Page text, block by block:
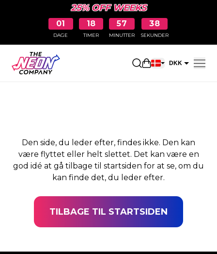
25% OFF WEEKS
01
DAGE
18
TIMER
57
MINUTTER
38
SEKUNDER
Åbn DKK
SIDEN BLEV IKKE
Den side, du leder efter, findes ikke. Den kan
være flyttet eller helt slettet. Det kan være en
god idé at gå tilbage til startsiden for at se, om du
kan finde det, du leder efter.
TILBAGE TIL STARTSIDEN